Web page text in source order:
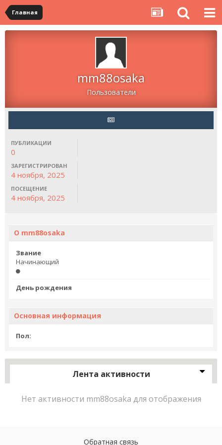
Главная
mm88osaka
Пользователи
ПУБЛИКАЦИИ
0
ЗАРЕГИСТРИРОВАН
4 ноября, 2025
ПОСЕЩЕНИЕ
4 ноября, 2025
О mm88osaka
Звание
Начинающий
День рождения
Основная информация
Пол:
Лента активности
Нет активности mm88osaka для отображения
Обратная связь